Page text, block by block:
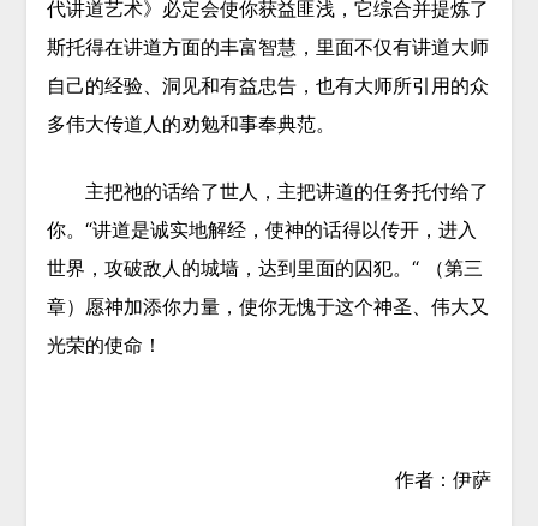
代讲道艺术》必定会使你获益匪浅，它综合并提炼了
斯托得在讲道方面的丰富智慧，里面不仅有讲道大师
自己的经验、洞见和有益忠告，也有大师所引用的众
多伟大传道人的劝勉和事奉典范。
主把祂的话给了世人，主把讲道的任务托付给了
你。“讲道是诚实地解经，使神的话得以传开，进入
世界，攻破敌人的城墙，达到里面的囚犯。“ （第三
章）愿神加添你力量，使你无愧于这个神圣、伟大又
光荣的使命！
作者：伊萨